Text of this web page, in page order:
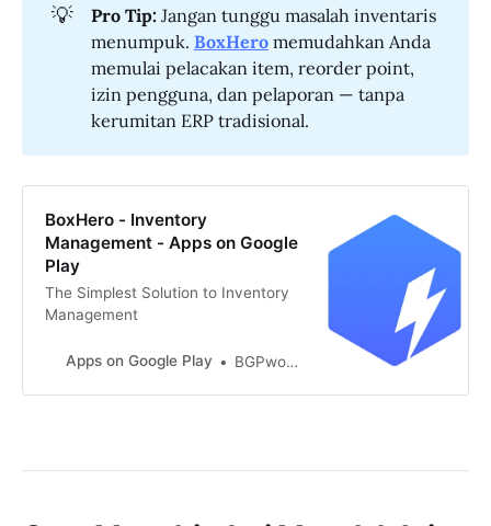
💡 Pro Tip: Jangan tunggu masalah inventaris
menumpuk. BoxHeromemudahkan Anda
memulai pelacakan item, reorder point,
izin pengguna, dan pelaporan — tanpa
kerumitan ERP tradisional.
BoxHero - Inventory
Management - Apps on Google
Play
The Simplest Solution to Inventory
Management
Apps on Google Play BGPworks, Inc.